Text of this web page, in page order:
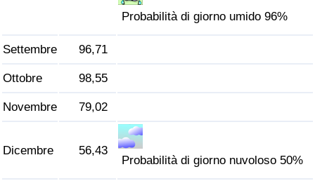
Probabilità di giorno umido 96%
Settembre 96,71
Ottobre 98,55
Novembre 79,02
Dicembre 56,43
Probabilità di giorno nuvoloso 50%